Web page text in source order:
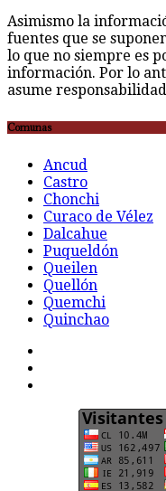
Asimismo la
fuentes que se
lo que no siempre es
información. Por lo
asume
Comunas
Ancud
Castro
Chonchi
Curaco de Vélez
Dalcahue
Puqueldón
Queilen
Quellón
Quemchi
Quinchao